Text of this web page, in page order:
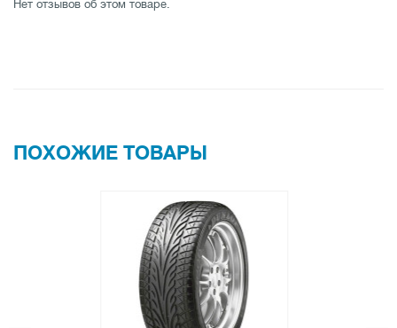
Нет отзывов об этом товаре.
ПОХОЖИЕ ТОВАРЫ